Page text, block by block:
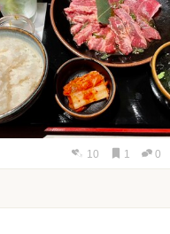
10 1 0